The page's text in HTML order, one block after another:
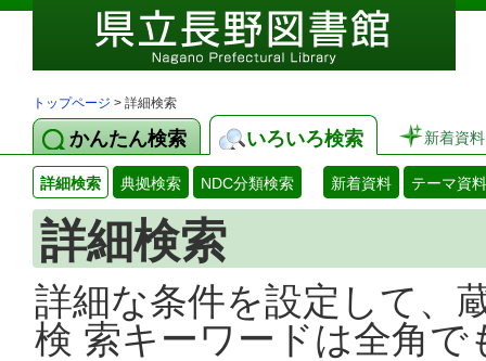
トップページ > 詳細検索
かんたん検索 いろいろ検索 新着資料
詳細検索 典拠検索 NDC分類検索 新着資料 テーマ資料
詳細検索
詳細な条件を設定して、
検 索キーワードは全角